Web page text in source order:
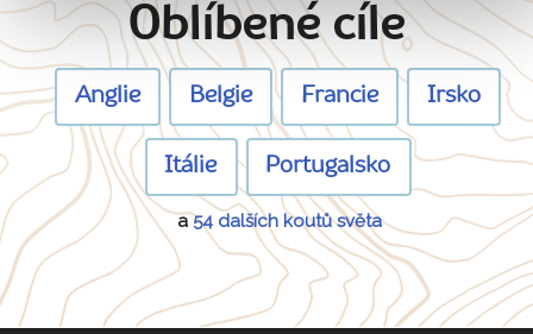
Oblíbené cíle
Anglie Belgie Francie Irsko
Itálie Portugalsko
a54 dalších koutů světa